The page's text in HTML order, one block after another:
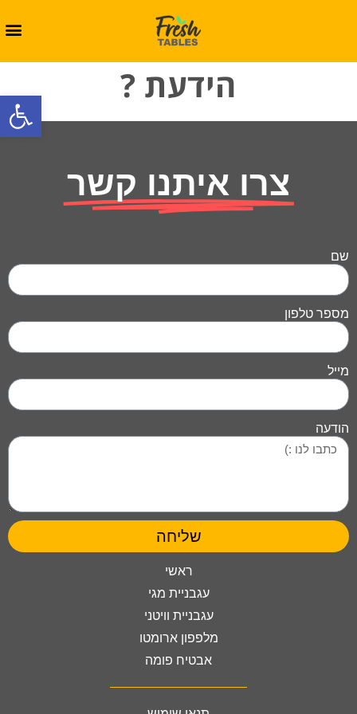
הידעת ?
צרו איתנו קשר
שם
מספר טלפון
מייל
הודעה
שליחה
ראשי
עגבניית מגי
עגבניית וויטני
מלפפון ארומטו
אבטיח פומה